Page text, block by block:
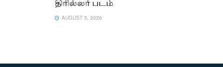
திரில்லர் படம்
AUGUST 5, 2026